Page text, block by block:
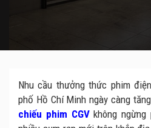
Nhu cầu thưởng thức phim
phố Hồ Chí Minh ngày càng
chiếu phim CGVkhông ngừng